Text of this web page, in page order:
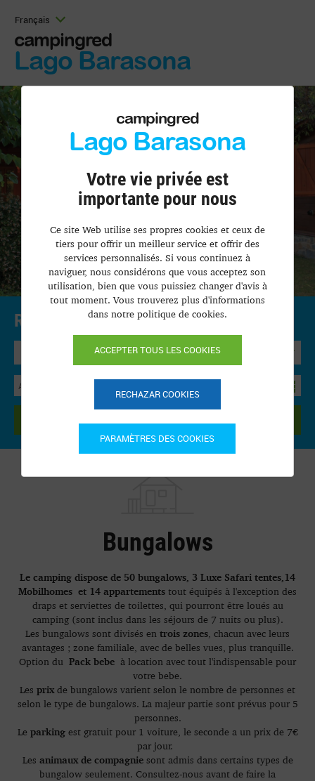
Français
campingred
Lago Barasona
Réservation en ligne.
Bungalows
Le camping dispose de 50 bungalows, 3 Luxe Safari tentes,14
Mobilhomes et 14 appartements tout équipés à l'exception des
draps et serviettes de toilettes, qui pourront être loués au
camping (sont inclus dans les séjours de 7 nuits ou plus).
Les bungalows sont divisés en trois zones , chacun avec leurs
avantages ; zone familiale, avec de belles vues, plus tranquille.
Option du Pack bebe à location avec tout l'indispensable pour
votre bebe.
Les prix de bungalows varient selon le nombre de personnes et
selon le type de bungalows. La majeur partie sont prévus pour 5
personnes.
Le parkingest gratuit pour 1 voiture, le seconde a un prix de 7€
par jour.
Les animaux de compagniesont admis dans certains types de
bungalow seulement. Consultez-nous avant de faire la
campingred
Lago Barasona
Votre vie privée est
importante pour nous
Ce site Web utilise ses propres cookies et ceux de
tiers pour offrir un meilleur service et offrir des
services personnalisés. Si vous continuez à
naviguer, nous considérons que vous acceptez son
utilisation, bien que vous puissiez changer d'avis à
tout moment. Vous trouverez plus d'informations
dans notre politique de cookies.
ACCEPTER TOUS LES COOKIES
RECHAZAR COOKIES
PARAMÈTRES DES COOKIES